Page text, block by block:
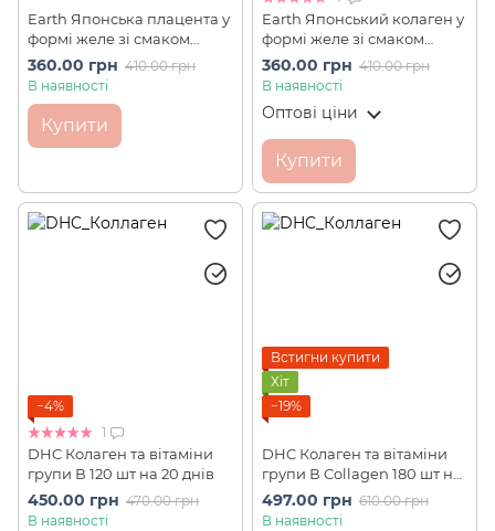
Earth Японська плацента у
формі желе зі смаком
манго Placenta C Jelly
Mango 70 г на 7 днів
360.00 грн 410.00 грн
В наявності
Купити
Earth Японський колаген у
формі желе зі смаком
лісових ягід Collagen C
Jelly 70 г на 7 днів
360.00 грн 410.00 грн
В наявності
Оптові ціни
Купити
−4%
1
DHC Колаген та вітаміни
групи В 120 шт на 20 днів
450.00 грн 470.00 грн
В наявності
Встигни купити
Хіт
−19%
DHC Колаген та вітаміни
групи В Collagen 180 шт на
30 днів
497.00 грн 610.00 грн
В наявності